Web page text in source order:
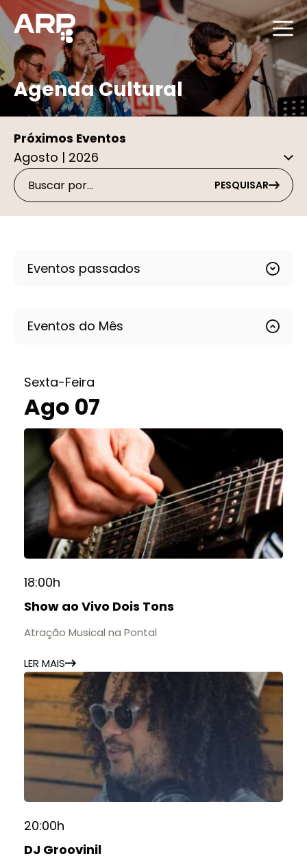
Agenda Cultural
Próximos Eventos
PESQUISAR
Eventos passados
Eventos do Mês
Sexta-Feira
Ago 07
18:00h
Show ao Vivo Dois Tons
Atração Musical na Pontal
LER MAIS
20:00h
DJ Groovinil